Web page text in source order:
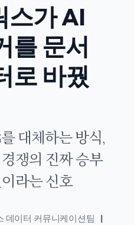
스가 AI
를 문서
로 바꿨
를 대체하는 방식,
쟁의 진짜 승부
라는 신호
데이터 커뮤니케이션팀
|